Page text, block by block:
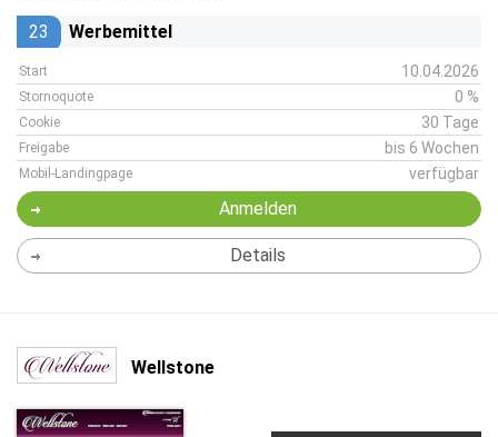
23 Werbemittel
Start 10.04.2026
Stornoquote 0 %
Cookie 30 Tage
Freigabe bis 6 Wochen
Mobil-Landingpage verfügbar
Anmelden
Details
Wellstone